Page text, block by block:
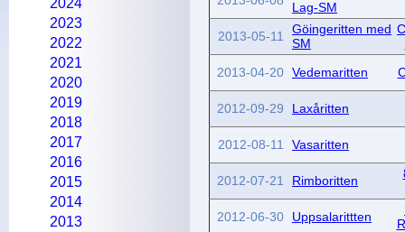
Lag-SM
2013-05-11
Göingeritten med
SM
2013-04-20 Vedemaritten
2012-09-29 Laxåritten
2012-08-11 Vasaritten
2012-07-21 Rimboritten
2012-06-30 Uppsalarittten
2023
2022
2021
2020
2019
2018
2017
2016
2015
2014
2013